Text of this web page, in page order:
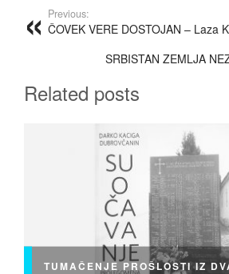
Previous:
ČOVEK VERE DOSTOJAN – Laza
SRBISTAN ZEMLJA
Related posts
TUMAČENJE PROŠLOSTI IZ